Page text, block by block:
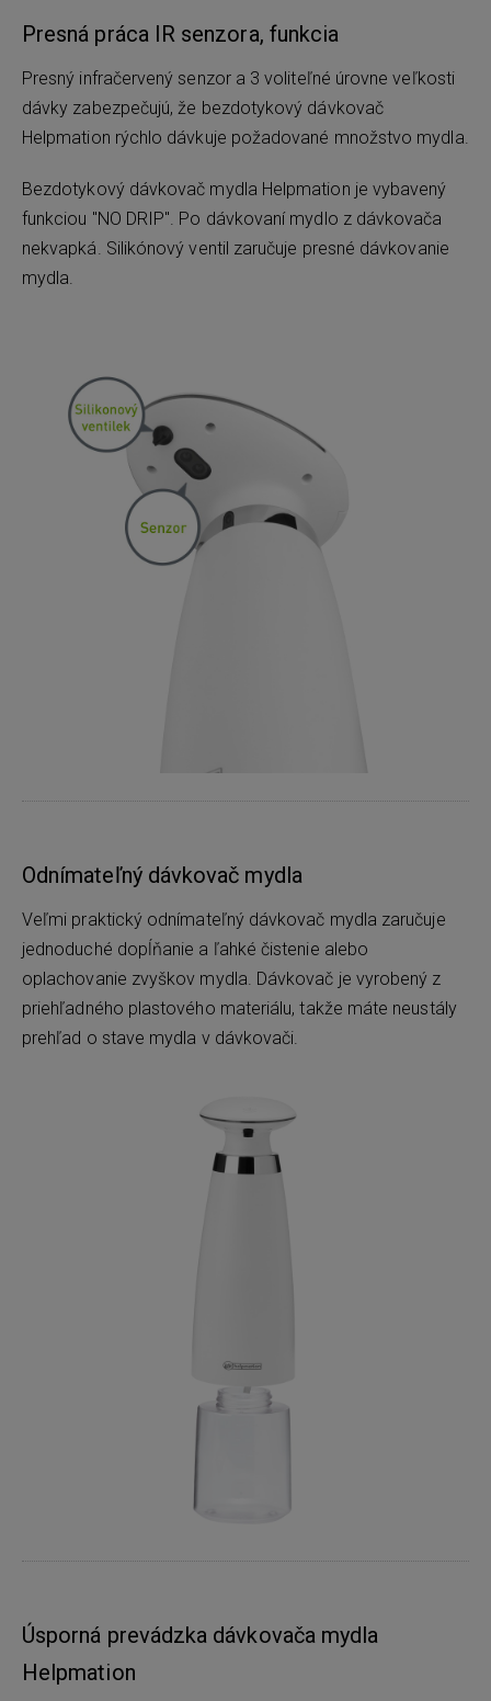
Presná práca IR senzora, funkcia
Presný infračervený senzor a 3 voliteľné úrovne veľkosti
dávky zabezpečujú, že bezdotykový dávkovač
Helpmation rýchlo dávkuje požadované množstvo mydla.
Bezdotykový dávkovač mydla Helpmation je vybavený
funkciou "NO DRIP". Po dávkovaní mydlo z dávkovača
nekvapká. Silikónový ventil zaručuje presné dávkovanie
mydla.
Odnímateľný dávkovač mydla
Veľmi praktický odnímateľný dávkovač mydla zaručuje
jednoduché dopĺňanie a ľahké čistenie alebo
oplachovanie zvyškov mydla. Dávkovač je vyrobený z
priehľadného plastového materiálu, takže máte neustály
prehľad o stave mydla v dávkovači.
Úsporná prevádzka dávkovača mydla
Helpmation